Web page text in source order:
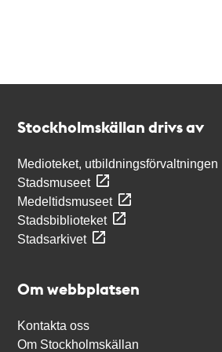
Stockholmskällan drivs av
Medioteket, utbildningsförvaltningen
Stadsmuseet
Medeltidsmuseet
Stadsbiblioteket
Stadsarkivet
Om webbplatsen
Kontakta oss
Om Stockholmskällan